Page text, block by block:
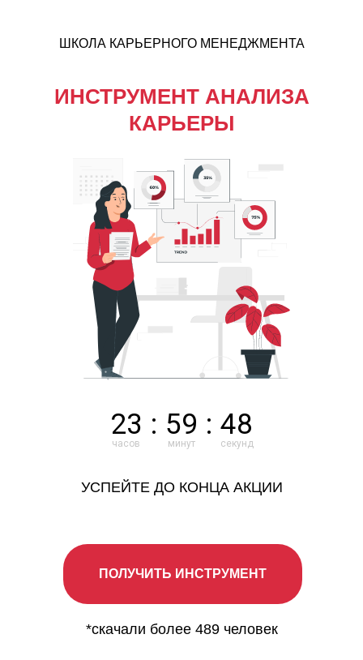
ИНСТРУМЕНТ АНАЛИЗА
КАРЬЕРЫ
ПОЛУЧИТЬ ИНСТРУМЕНТ
ШКОЛА КАРЬЕРНОГО МЕНЕДЖМЕНТА
*скачали более 489 человек
23
часов
: 59
минут
: 47
секунд
УСПЕЙТЕ ДО КОНЦА АКЦИИ